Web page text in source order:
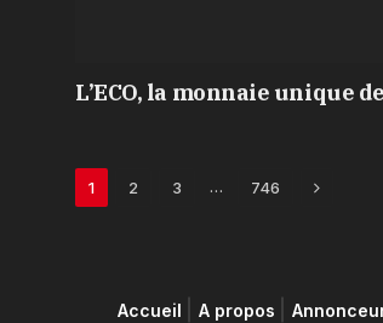
L’ECO, la monnaie unique
1 2 3 … 746 Next
Accueil A propos